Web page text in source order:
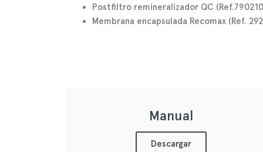
Postfiltro remineralizador QC
Membrana encapsulada Recomax (Ref.
Manual
Descargar